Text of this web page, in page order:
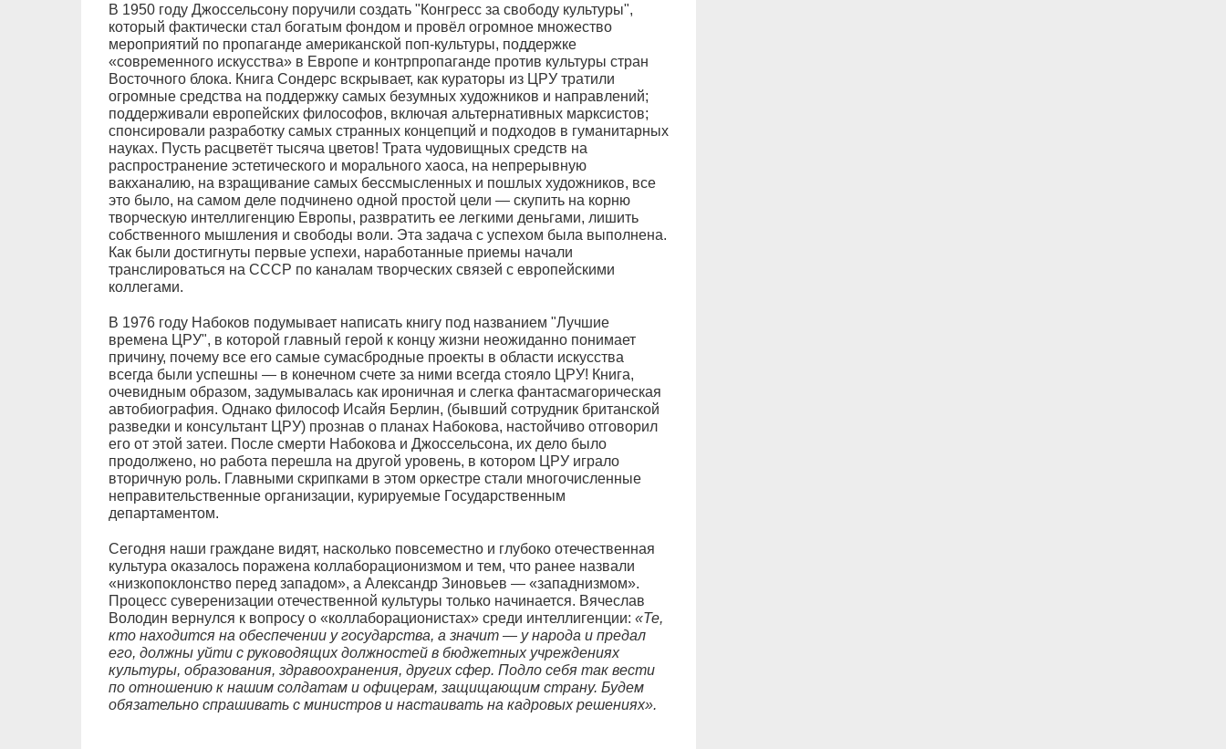
В 1950 году Джоссельсону поручили создать "Конгресс за свободу культуры",
который фактически стал богатым фондом и провёл огромное множество
мероприятий по пропаганде американской поп-культуры, поддержке
«современного искусства» в Европе и контрпропаганде против культуры стран
Восточного блока. Книга Сондерс вскрывает, как кураторы из ЦРУ тратили
огромные средства на поддержку самых безумных художников и направлений;
поддерживали европейских философов, включая альтернативных марксистов;
спонсировали разработку самых странных концепций и подходов в гуманитарных
науках. Пусть расцветёт тысяча цветов! Трата чудовищных средств на
распространение эстетического и морального хаоса, на непрерывную
вакханалию, на взращивание самых бессмысленных и пошлых художников, все
это было, на самом деле подчинено одной простой цели — скупить на корню
творческую интеллигенцию Европы, развратить ее легкими деньгами, лишить
собственного мышления и свободы воли. Эта задача с успехом была выполнена.
Как были достигнуты первые успехи, наработанные приемы начали
транслироваться на СССР по каналам творческих связей с европейскими
коллегами.
В 1976 году Набоков подумывает написать книгу под названием "Лучшие
времена ЦРУ", в которой главный герой к концу жизни неожиданно понимает
причину, почему все его самые сумасбродные проекты в области искусства
всегда были успешны — в конечном счете за ними всегда стояло ЦРУ! Книга,
очевидным образом, задумывалась как ироничная и слегка фантасмагорическая
автобиография. Однако философ Исайя Берлин, (бывший сотрудник британской
разведки и консультант ЦРУ) прознав о планах Набокова, настойчиво отговорил
его от этой затеи. После смерти Набокова и Джоссельсона, их дело было
продолжено, но работа перешла на другой уровень, в котором ЦРУ играло
вторичную роль. Главными скрипками в этом оркестре стали многочисленные
неправительственные организации, курируемые Государственным
департаментом.
Сегодня наши граждане видят, насколько повсеместно и глубоко отечественная
культура оказалось поражена коллаборационизмом и тем, что ранее назвали
«низкопоклонство перед западом», а Александр Зиновьев — «западнизмом».
Процесс суверенизации отечественной культуры только начинается. Вячеслав
Володин вернулся к вопросу о «коллаборационистах» среди интеллигенции: «Те,
кто находится на обеспечении у государства, а значит — у народа и предал
его, должны уйти с руководящих должностей в бюджетных учреждениях
культуры, образования, здравоохранения, других сфер. Подло себя так вести
по отношению к нашим солдатам и офицерам, защищающим страну. Будем
обязательно спрашивать с министров и настаивать на кадровых решениях».